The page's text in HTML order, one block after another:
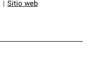
Sitio web